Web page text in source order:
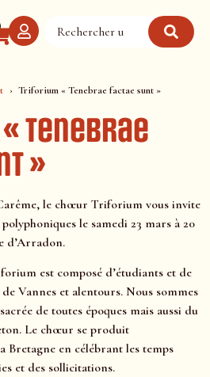
Triforium « Tenebrae factae sunt »
Tenebrae
»
le chœur Triforium vous invite
le samedi 23 mars à 20
d’Arradon.
est composé d’étudiants et de
Vannes et alentours. Nous sommes
de toutes époques mais aussi du
Le chœur se produit
Bretagne en célébrant les temps
et des sollicitations.